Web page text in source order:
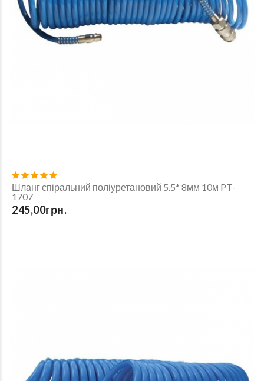
Шланг спіральний поліуретановий 5.5* 8мм 10м PT-
1707
245,00грн.